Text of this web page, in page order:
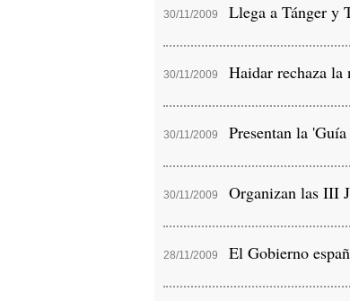
30/11/2009 Llega a Tánger y
30/11/2009 Haidar rechaza la
30/11/2009 Presentan la
30/11/2009 Organizan las III
28/11/2009 El Gobierno